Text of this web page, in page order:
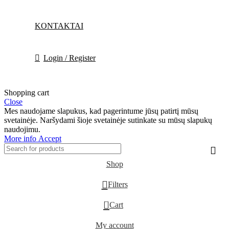
KONTAKTAI
Login / Register
Shopping cart
Close
Mes naudojame slapukus, kad pagerintume jūsų patirtį mūsų
svetainėje. Naršydami šioje svetainėje sutinkate su mūsų slapukų
naudojimu.
More info More
info
Accept
Shop
Filters
0 Cart
My account